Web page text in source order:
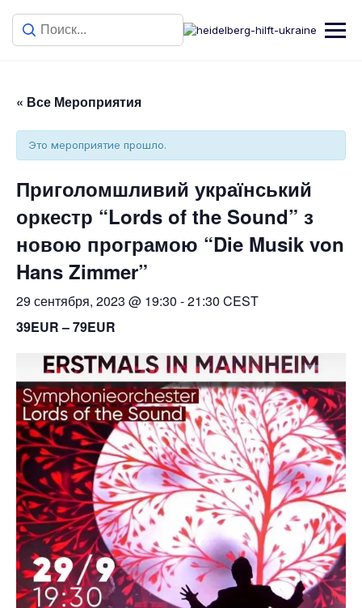
« Все Мероприятия
Это мероприятие прошло.
Приголомшливий український
оркестр “Lords of the Sound” з
новою програмою “Die Musik von
Hans Zimmer”
29 сентября, 2023 @ 19:30 -21:30 CEST
39EUR – 79EUR